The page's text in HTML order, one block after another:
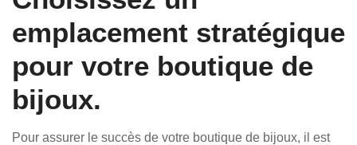
emplacement stratégique
pour votre boutique de
bijoux.
Pour assurer le succès de votre boutique de bijoux, il est